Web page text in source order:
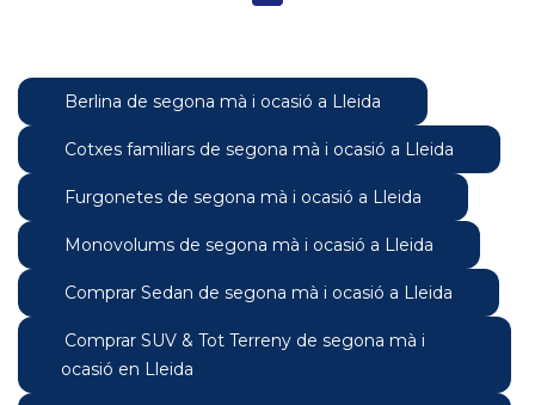
Berlina de segona mà i ocasió a Lleida
Cotxes familiars de segona mà i ocasió a Lleida
Furgonetes de segona mà i ocasió a Lleida
Monovolums de segona mà i ocasió a Lleida
Comprar Sedan de segona mà i ocasió a Lleida
Comprar SUV & Tot Terreny de segona mà i
ocasió en Lleida